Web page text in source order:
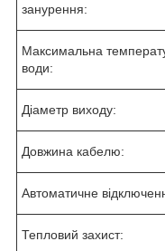
занурення:
Максимальна
води:
Діаметр виходу:
Довжина кабелю:
Автоматичне
Тепловий захист: